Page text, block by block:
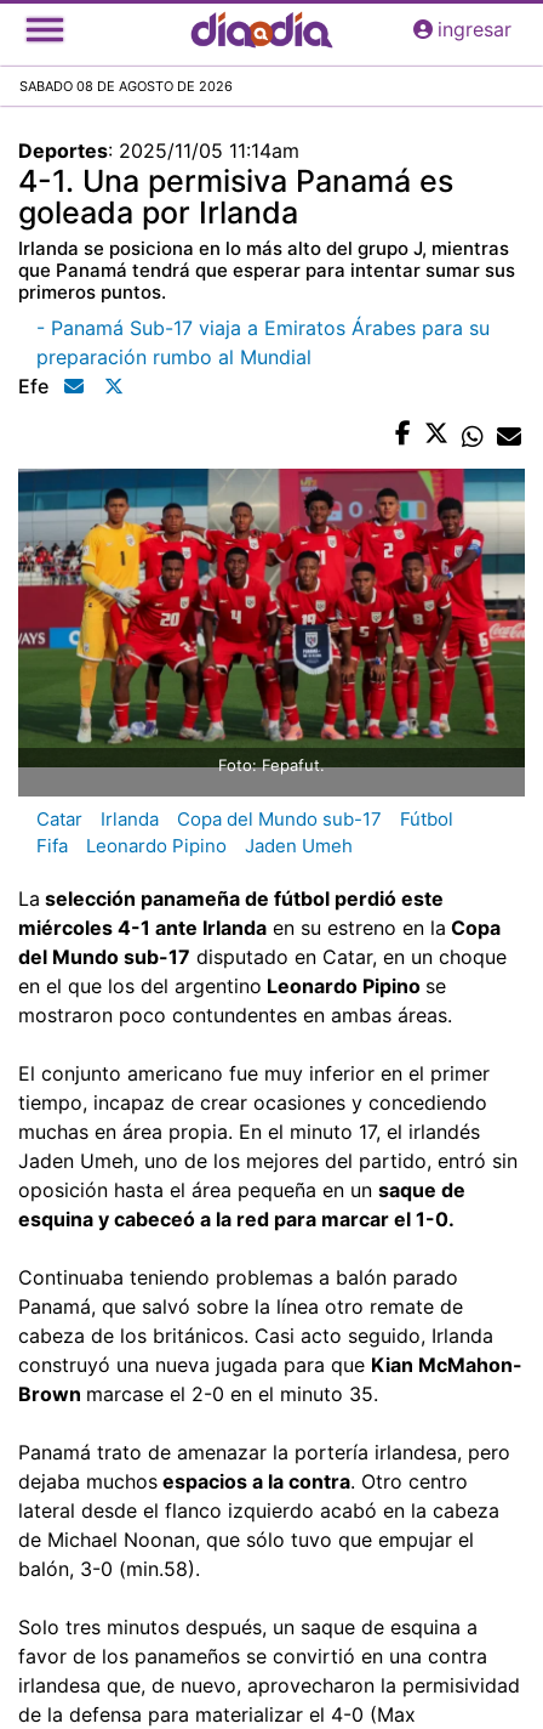
Pasar
al
principal
ingresar
SABADO 08 DE AGOSTO DE 2026
Deportes: 2025/11/05 11:14am
4-1. Una permisiva Panamá es
goleada por Irlanda
Irlanda se posiciona en lo más alto del grupo J, mientras
que Panamá tendrá que esperar para intentar sumar sus
primeros puntos.
- Panamá Sub-17 viaja a Emiratos Árabes para su
preparación rumbo al Mundial
Efe
Foto: Fepafut.
Catar Irlanda Copa del Mundo sub-17
Fútbol
Fifa
Leonardo Pipino Jaden Umeh
La selección panameña de fútbol perdió este
miércoles 4-1 ante Irlanda en su estreno en la Copa
del Mundo sub-17 disputado en Catar, en un choque
en el que los del argentino Leonardo Pipino se
mostraron poco contundentes en ambas áreas.
El conjunto americano fue muy inferior en el primer
tiempo, incapaz de crear ocasiones y concediendo
muchas en área propia. En el minuto 17, el irlandés
Jaden Umeh, uno de los mejores del partido, entró sin
oposición hasta el área pequeña en un saque de
esquina y cabeceó a la red para marcar el 1-0.
Continuaba teniendo problemas a balón parado
Panamá, que salvó sobre la línea otro remate de
cabeza de los británicos. Casi acto seguido, Irlanda
construyó una nueva jugada para que Kian McMahon-
Brown marcase el 2-0 en el minuto 35.
Panamá trato de amenazar la portería irlandesa, pero
dejaba muchos espacios a la contra. Otro centro
lateral desde el flanco izquierdo acabó en la cabeza
de Michael Noonan, que sólo tuvo que empujar el
balón, 3-0 (min.58).
Solo tres minutos después, un saque de esquina a
favor de los panameños se convirtió en una contra
irlandesa que, de nuevo, aprovecharon la permisividad
de la defensa para materializar el 4-0 (Max